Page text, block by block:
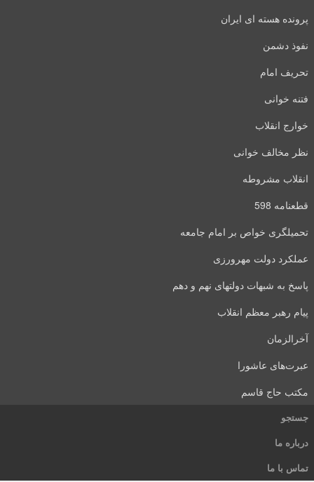
پرونده هسته ای ایران
نفوذ دشمن
تحریف امام
فتنه خوانی
خوارج انقلاب
نظر مخالف خوانی
انقلاب مشروطه
قطعنامه 598
تحمیلگری خواص بر امام جامعه
عملکرد دولت مهرورزی
پاسخ به شبهات دولتهای نهم و دهم
پیام رهبر معظم انقلاب
آخرالزمان
عبرت‌های عاشورا
مکتب حاج قاسم
جستجو
درباره ما
تماس با ما